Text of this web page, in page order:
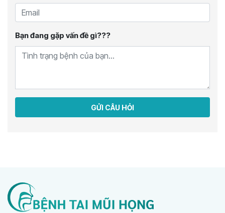
Bạn đang gặp vấn đề gì???
GỬI CÂU HỎI